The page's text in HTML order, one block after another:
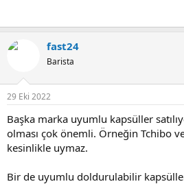
i
fast24
Barista
29 Eki 2022
Başka marka uyumlu kapsüller
olması çok önemli. Örneğin Tchibo
kesinlikle uymaz.
Bir de uyumlu doldurulabilir